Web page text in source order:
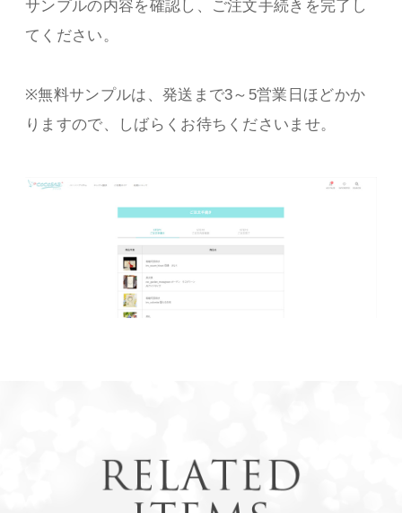
サンプルの内容を確認し、ご注文手続きを完了し
てください。
※無料サンプルは、発送まで3～5営業日ほどかか
りますので、しばらくお待ちくださいませ。